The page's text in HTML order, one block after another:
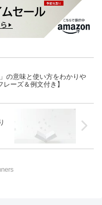
」の意味と使い方をわかりや
レーズ＆例文付き】